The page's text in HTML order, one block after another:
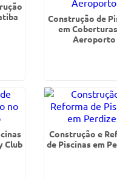
Construção de
em
Aeroporto
Club
Construção e
de Piscinas em